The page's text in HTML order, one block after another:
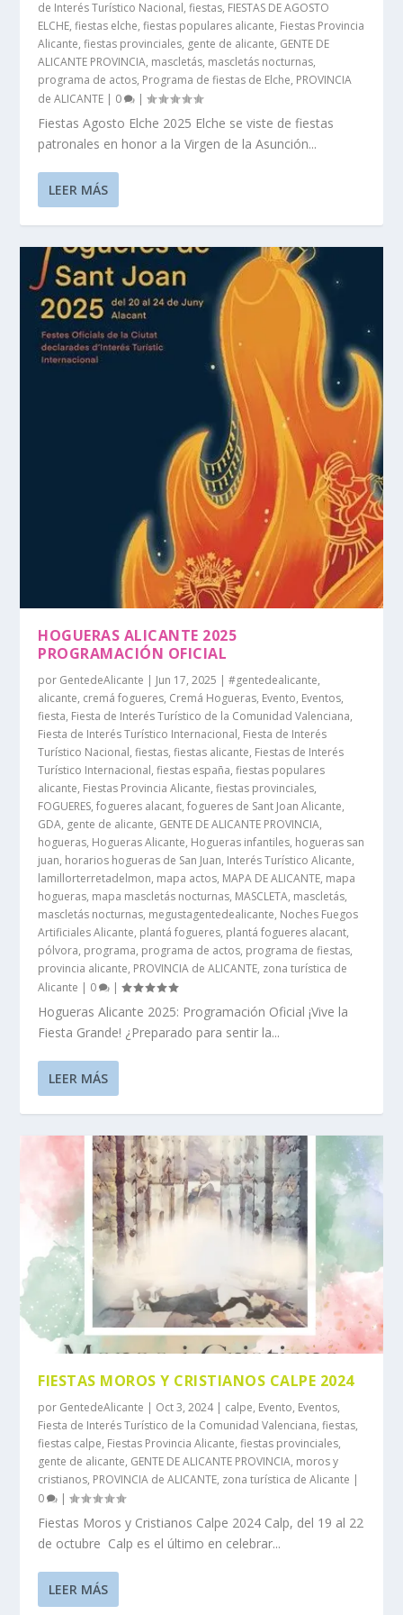
de Interés Turístico Nacional,fiestas, FIESTAS DE AGOSTO
ELCHE,fiestas elche,fiestas populares alicante, Fiestas Provincia
Alicante,fiestas provinciales, gente de alicante, GENTE DE
ALICANTE PROVINCIA, mascletás, mascletás nocturnas,
programa de actos, Programa de fiestas de Elche, PROVINCIA
de ALICANTE | 0 |
Fiestas Agosto Elche 2025 Elche se viste de fiestas
patronales en honor a la Virgen de la Asunción...
LEER MÁS
HOGUERAS ALICANTE 2025
PROGRAMACIÓN OFICIAL
por GentedeAlicante | Jun 17, 2025 |#gentedealicante,
alicante, cremá fogueres, Cremá Hogueras, Evento, Eventos,
fiesta, Fiesta de Interés Turístico de la Comunidad Valenciana,
Fiesta de Interés Turístico Internacional, Fiesta de Interés
Turístico Nacional,fiestas,fiestas alicante, Fiestas de Interés
Turístico Internacional,fiestas españa,fiestas populares
alicante, Fiestas Provincia Alicante,fiestas provinciales,
FOGUERES,fogueres alacant,fogueres de Sant Joan Alicante,
GDA, gente de alicante, GENTE DE ALICANTE PROVINCIA,
hogueras, Hogueras Alicante, Hogueras infantiles, hogueras san
juan, horarios hogueras de San Juan, Interés Turístico Alicante,
lamillorterretadelmon, mapa actos, MAPA DE ALICANTE, mapa
hogueras, mapa mascletás nocturnas, MASCLETA, mascletás,
mascletás nocturnas, megustagentedealicante, Noches Fuegos
Artificiales Alicante, plantá fogueres, plantá fogueres alacant,
pólvora, programa, programa de actos, programa de fiestas,
provincia alicante, PROVINCIA de ALICANTE, zona turística de
Alicante | 0 |
Hogueras Alicante 2025: Programación Oficial ¡Vive la
Fiesta Grande! ¿Preparado para sentir la...
LEER MÁS
FIESTAS MOROS Y CRISTIANOS CALPE 2024
por GentedeAlicante | Oct 3, 2024| calpe, Evento, Eventos,
Fiesta de Interés Turístico de la Comunidad Valenciana,fiestas,
fiestas calpe, Fiestas Provincia Alicante,fiestas provinciales,
gente de alicante, GENTE DE ALICANTE PROVINCIA, moros y
cristianos, PROVINCIA de ALICANTE, zona turística de Alicante |
0
|
Fiestas Moros y Cristianos Calpe 2024 Calp, del 19 al 22
de octubre Calp es el último en celebrar...
LEER MÁS